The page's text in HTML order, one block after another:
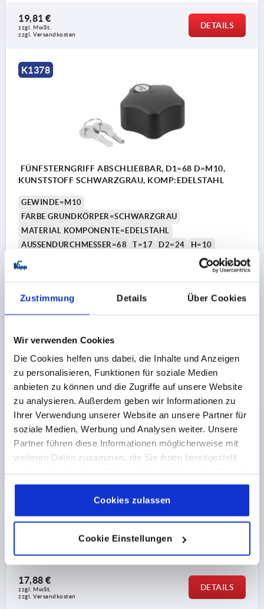
Zustimmung Details Über Cookies
Wir verwenden Cookies
Die Cookies helfen uns dabei, die Inhalte und Anzeigen
zu personalisieren, Funktionen für soziale Medien
anbieten zu können und die Zugriffe auf unsere Website
zu analysieren. Außerdem geben wir Informationen zu
Ihrer Verwendung unserer Website an unsere Partner für
soziale Medien, Werbung und Analysen weiter. Unsere
Partner führen diese Informationen möglicherweise mit
weiteren Daten zusammen, die Sie ihnen bereitgestellt
gesammelt haben.Cookie Richtlinien
Datenschutz|AGB
Cookies zulassen
Cookie Einstellungen
19,81 €
zzgl. MwSt.
zzgl. Versandkosten
DETAILS
K1378
FÜNFSTERNGRIFF ABSCHLIEßBAR, D1=68 D=M10,
KUNSTSTOFF SCHWARZGRAU, KOMP:EDELSTAHL
GEWINDE=M10
FARBE GRUNDKÖRPER=SCHWARZGRAU
MATERIAL KOMPONENTE=EDELSTAHL
AUSSENDURCHMESSER=68
T=17 D2=24
H=10
H1=45,5
zzgl. MwSt.
K1378
FÜNFSTERNGRIFF ABSCHLIEßBAR, D1=68 D=M06,
MATERIAL KOMPONENTE=STAHL
AUSSENDURCHMESSER=68
T=17 D2=24
H=10
17,88 €
zzgl. MwSt.
zzgl. Versandkosten
DETAILS